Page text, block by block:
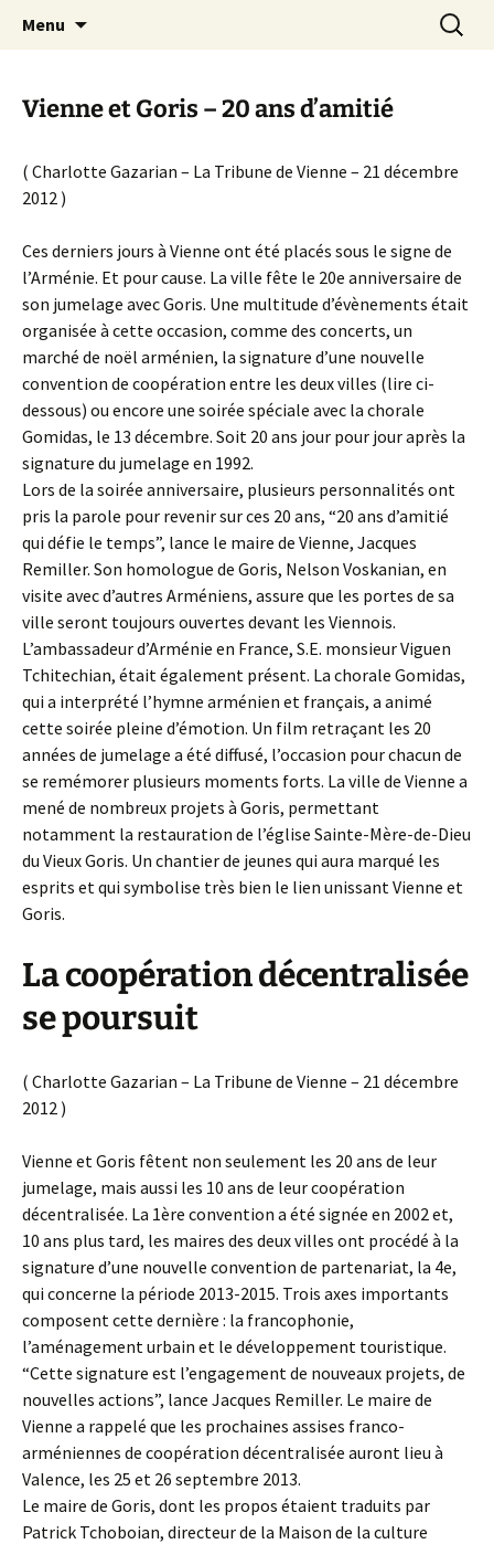
MCA Vienne
Le site de la Maison de la Culture
Arménienne de Vienne
Menu
Vienne et Goris – 20 ans d’amitié
( Charlotte Gazarian – La Tribune de Vienne – 21 décembre
2012 )
Ces derniers jours à Vienne ont été placés sous le signe de
l’Arménie. Et pour cause. La ville fête le 20e anniversaire de
son jumelage avec Goris. Une multitude d’évènements était
organisée à cette occasion, comme des concerts, un
marché de noël arménien, la signature d’une nouvelle
convention de coopération entre les deux villes (lire ci-
dessous) ou encore une soirée spéciale avec la chorale
Gomidas, le 13 décembre. Soit 20 ans jour pour jour après la
signature du jumelage en 1992.
Lors de la soirée anniversaire, plusieurs personnalités ont
pris la parole pour revenir sur ces 20 ans, “20 ans d’amitié
qui défie le temps”, lance le maire de Vienne, Jacques
Remiller. Son homologue de Goris, Nelson Voskanian, en
visite avec d’autres Arméniens, assure que les portes de sa
ville seront toujours ouvertes devant les Viennois.
L’ambassadeur d’Arménie en France, S.E. monsieur Viguen
Tchitechian, était également présent. La chorale Gomidas,
qui a interprété l’hymne arménien et français, a animé
cette soirée pleine d’émotion. Un film retraçant les 20
années de jumelage a été diffusé, l’occasion pour chacun de
se remémorer plusieurs moments forts. La ville de Vienne a
mené de nombreux projets à Goris, permettant
notamment la restauration de l’église Sainte-Mère-de-Dieu
du Vieux Goris. Un chantier de jeunes qui aura marqué les
esprits et qui symbolise très bien le lien unissant Vienne et
Goris.
La coopération décentralisée
se poursuit
( Charlotte Gazarian – La Tribune de Vienne – 21 décembre
2012 )
Vienne et Goris fêtent non seulement les 20 ans de leur
jumelage, mais aussi les 10 ans de leur coopération
décentralisée. La 1ère convention a été signée en 2002 et,
10 ans plus tard, les maires des deux villes ont procédé à la
signature d’une nouvelle convention de partenariat, la 4e,
qui concerne la période 2013-2015. Trois axes importants
composent cette dernière : la francophonie,
l’aménagement urbain et le développement touristique.
“Cette signature est l’engagement de nouveaux projets, de
nouvelles actions”, lance Jacques Remiller. Le maire de
Vienne a rappelé que les prochaines assises franco-
arméniennes de coopération décentralisée auront lieu à
Valence, les 25 et 26 septembre 2013.
Le maire de Goris, dont les propos étaient traduits par
Patrick Tchoboian, directeur de la Maison de la culture